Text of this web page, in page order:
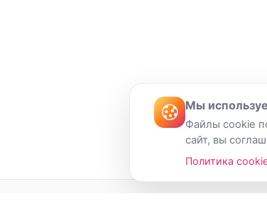
Мы
Файлы cookie
сайт, вы
Политика